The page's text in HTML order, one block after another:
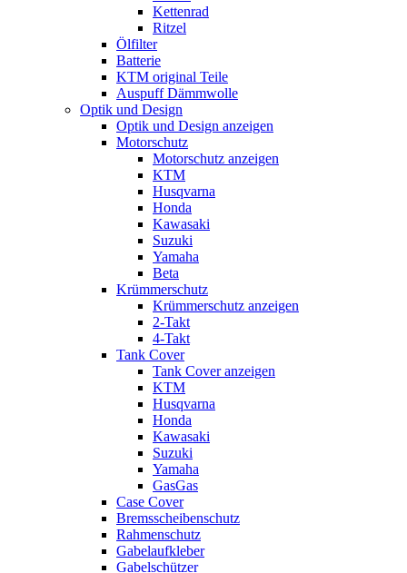
Kettenrad
Ritzel
Ölfilter
Batterie
KTM original Teile
Auspuff Dämmwolle
Optik und Design
Optik und Design anzeigen
Motorschutz
Motorschutz anzeigen
KTM
Husqvarna
Honda
Kawasaki
Suzuki
Yamaha
Beta
Krümmerschutz
Krümmerschutz anzeigen
2-Takt
4-Takt
Tank Cover
Tank Cover anzeigen
KTM
Husqvarna
Honda
Kawasaki
Suzuki
Yamaha
GasGas
Case Cover
Bremsscheibenschutz
Rahmenschutz
Gabelaufkleber
Gabelschützer